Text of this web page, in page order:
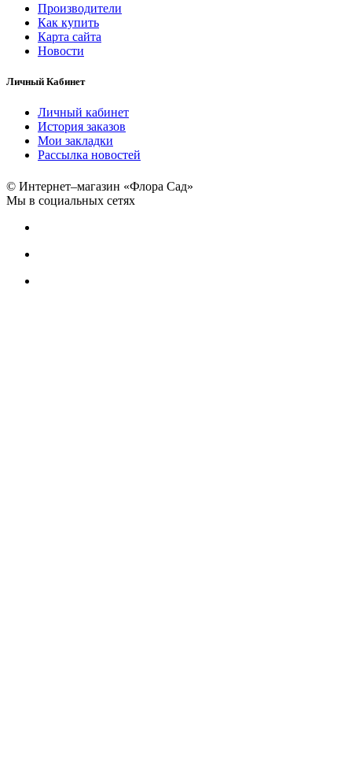
Производители
Как купить
Карта сайта
Новости
Личный Кабинет
Личный кабинет
История заказов
Мои закладки
Рассылка новостей
© Интернет–магазин «Флора Сад»
Мы в социальных сетях